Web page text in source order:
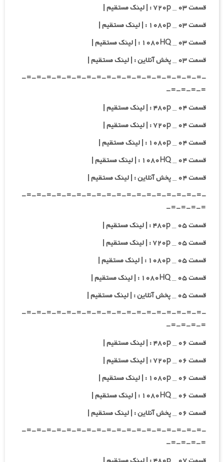
قسمت ۰۳ _ ۷۲۰p : | لینک مستقیم |
قسمت ۰۳ _ ۱۰۸۰p : | لینک مستقیم |
قسمت ۰۳ _ ۱۰۸۰HQ : | لینک مستقیم |
قسمت ۰۳ _ پخش آنلاین : | لینک مستقیم |
-=-=-=-=-=-=-=-=-=-=-=-=-=-=-=-=-=-=-
=-=-=-=-
قسمت ۰۴ _ ۴۸۰p : | لینک مستقیم |
قسمت ۰۴ _ ۷۲۰p : | لینک مستقیم |
قسمت ۰۴ _ ۱۰۸۰p : | لینک مستقیم |
قسمت ۰۴ _ ۱۰۸۰HQ : | لینک مستقیم |
قسمت ۰۴ _ پخش آنلاین : | لینک مستقیم |
-=-=-=-=-=-=-=-=-=-=-=-=-=-=-=-=-=-=-
=-=-=-=-
قسمت ۰۵ _ ۴۸۰p : | لینک مستقیم |
قسمت ۰۵ _ ۷۲۰p : | لینک مستقیم |
قسمت ۰۵ _ ۱۰۸۰p : | لینک مستقیم |
قسمت ۰۵ _ ۱۰۸۰HQ : | لینک مستقیم |
قسمت ۰۵ _ پخش آنلاین : | لینک مستقیم |
-=-=-=-=-=-=-=-=-=-=-=-=-=-=-=-=-=-=-
=-=-=-=-
قسمت ۰۶ _ ۴۸۰p : | لینک مستقیم |
قسمت ۰۶ _ ۷۲۰p : | لینک مستقیم |
قسمت ۰۶ _ ۱۰۸۰p : | لینک مستقیم |
قسمت ۰۶ _ ۱۰۸۰HQ : | لینک مستقیم |
قسمت ۰۶ _ پخش آنلاین : | لینک مستقیم |
-=-=-=-=-=-=-=-=-=-=-=-=-=-=-=-=-=-=-
=-=-=-=-